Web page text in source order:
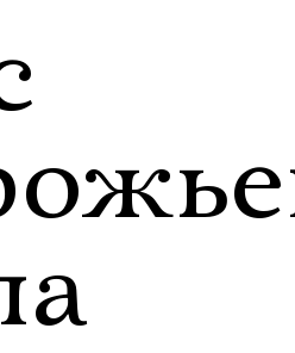
чтения
Библиотека